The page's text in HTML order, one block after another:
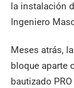
la instalación
Ingeniero
Meses atrás,
bloque aparte
bautizado